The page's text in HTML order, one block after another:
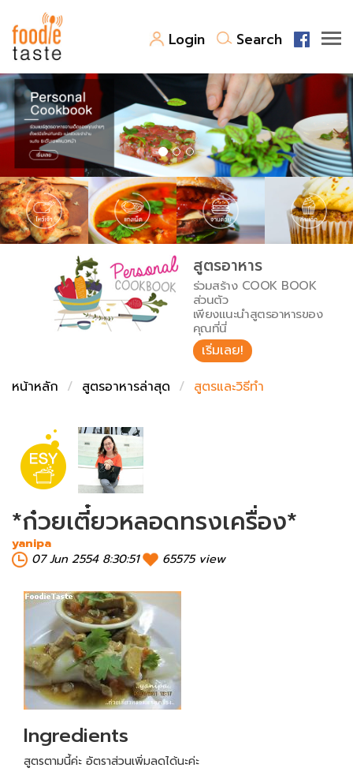
Login Search
สูตรอาหาร
สูตรอาหารล่าสุด
Top Foodie
พาไปชิม
สารพันก้นครัว
เคล็ดลับน่ารู้
เปรียบเทียบหน่วยการตวง
เปรียบเทียบอุณหภูมิ
เปรียบเทียบน้ำหนักวัตถุดิบ
FoodPedia
สร้าง Cookbook
สูตรอาหาร
ร่วมสร้าง COOK BOOK
ส่วนตัว
เพียงแนะนำสูตรอาหารของ
คุณที่นี่
เริ่มเลย!
หน้าหลัก
สูตรอาหารล่าสุด สูตรและวิธีทำ
*ก๋วยเตี๋ยวหลอดทรงเครื่อง*
yanipa
07 Jun 2554 8:30:51
65575 view
Ingredients
สูตรตามนี้ค่ะ อัตราส่วนเพิ่มลดได้นะค่ะ